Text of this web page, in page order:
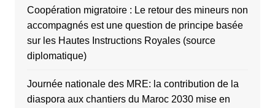
Coopération migratoire : Le retour des mineurs non
accompagnés est une question de principe basée
sur les Hautes Instructions Royales (source
diplomatique)
Journée nationale des MRE: la contribution de la
diaspora aux chantiers du Maroc 2030 mise en